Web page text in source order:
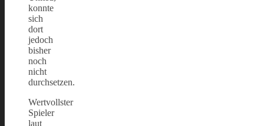
konnte
sich
dort
jedoch
bisher
noch
nicht
durchsetzen.
Wertvollster
Spieler
laut